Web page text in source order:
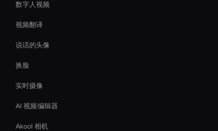
数字人视频
视频翻译
说话的头像
换脸
实时摄像
AI 视频编辑器
Akool 相机